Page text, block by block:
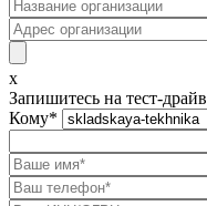
x
Запишитесь на тест-драйв
Кому*